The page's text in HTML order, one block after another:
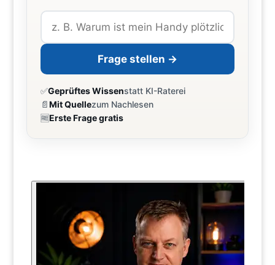
Frage stellen →
✅Geprüftes Wissenstatt KI-Raterei
📄Mit Quellezum Nachlesen
🆓Erste Frage gratis